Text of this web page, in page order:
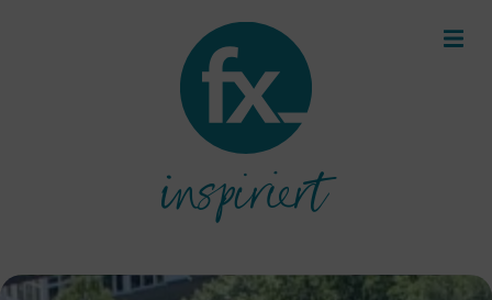
inspiriert